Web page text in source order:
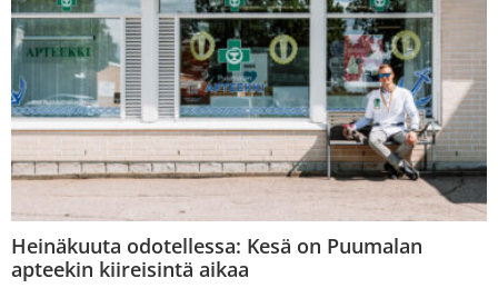
Heinäkuuta odotellessa: Kesä on Puumalan
apteekin kiireisintä aikaa